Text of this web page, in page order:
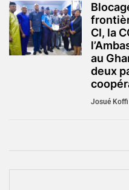
CI, la
au
deux
Josué Koffi